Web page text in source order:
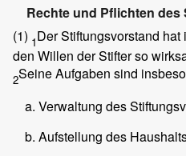
Rechte und Pflichten
(1) 1Der Stiftungsvorstand
den Willen der Stifter so
2Seine Aufgaben sind
Verwaltung des
Aufstellung des